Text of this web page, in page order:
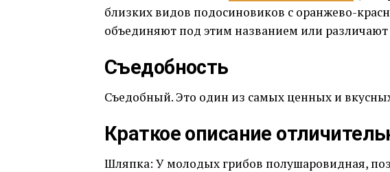
близких видов подосиновиков с оранжево-
объединяют под этим названием или различают
Съедобность
Съедобный. Это один из самых ценных и
Краткое описание
Шляпка: У молодых грибов полушаровидная,